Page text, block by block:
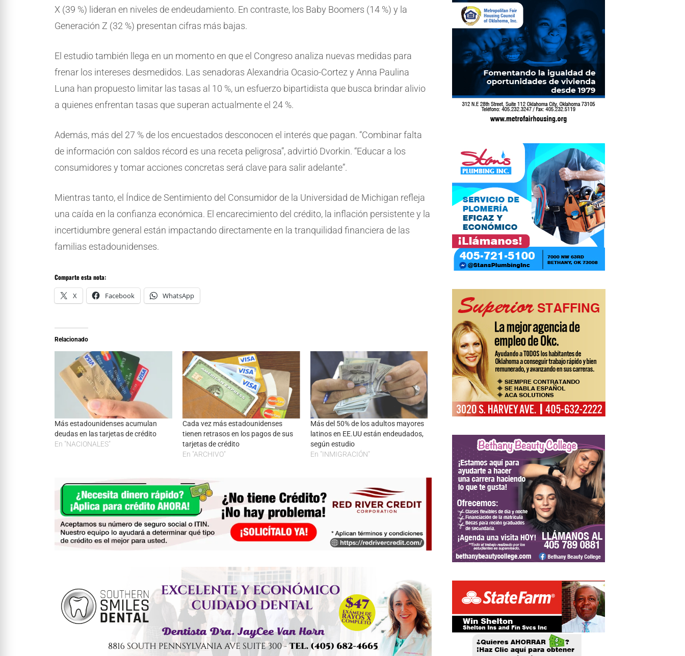
X (39 %) lideran en niveles de endeudamiento. En contraste, los Baby Boomers (14 %) y la
Generación Z (32 %) presentan cifras más bajas.
El estudio también llega en un momento en que el Congreso analiza nuevas medidas para
frenar los intereses desmedidos. Las senadoras Alexandria Ocasio-Cortez y Anna Paulina
Luna han propuesto limitar las tasas al 10 %, un esfuerzo bipartidista que busca brindar alivio
a quienes enfrentan tasas que superan actualmente el 24 %.
Además, más del 27 % de los encuestados desconocen el interés que pagan. “Combinar falta
de información con saldos récord es una receta peligrosa”, advirtió Dvorkin. “Educar a los
consumidores y tomar acciones concretas será clave para salir adelante”.
Mientras tanto, el Índice de Sentimiento del Consumidor de la Universidad de Michigan refleja
una caída en la confianza económica. El encarecimiento del crédito, la inflación persistente y la
incertidumbre general están impactando directamente en la tranquilidad financiera de las
familias estadounidenses.
Comparte esta nota:
X Facebook WhatsApp
Relacionado
Más estadounidenses acumulan
deudas en las tarjetas de crédito
En "NACIONALES"
Cada vez más estadounidenses
tienen retrasos en los pagos de sus
tarjetas de crédito
En "ARCHIVO"
Más del 50% de los adultos mayores
latinos en EE.UU están endeudados,
según estudio
En "INMIGRACIÓN"